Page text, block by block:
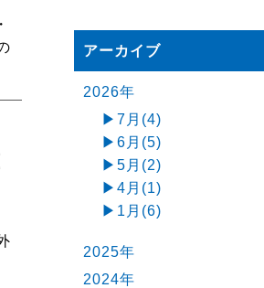
アーカイブ
2026年
7月(4)
6月(5)
5月(2)
4月(1)
1月(6)
2025年
2024年